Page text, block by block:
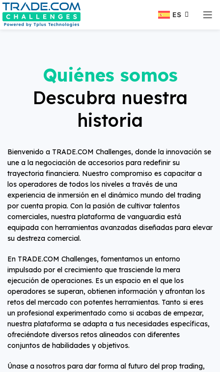
ES
Quiénes somos
Descubra nuestra
historia
Bienvenido a TRADE.COM Challenges, donde la innovación se
une a la negociación de accesorios para redefinir su
trayectoria financiera. Nuestro compromiso es capacitar a
los operadores de todos los niveles a través de una
experiencia de inmersión en el dinámico mundo del trading
por cuenta propia. Con la pasión de cultivar talentos
comerciales, nuestra plataforma de vanguardia está
equipada con herramientas avanzadas diseñadas para elevar
su destreza comercial.
En TRADE.COM Challenges, fomentamos un entorno
impulsado por el crecimiento que trasciende la mera
ejecución de operaciones. Es un espacio en el que los
operadores se superan, obtienen información y afrontan los
retos del mercado con potentes herramientas. Tanto si eres
un profesional experimentado como si acabas de empezar,
nuestra plataforma se adapta a tus necesidades específicas,
ofreciéndote diversos retos alineados con diferentes
conjuntos de habilidades y objetivos.
Únase a nosotros para dar forma al futuro del prop trading,